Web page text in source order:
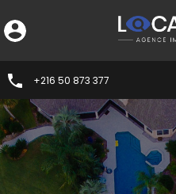
+216 50 873 377